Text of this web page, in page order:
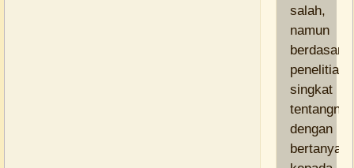
salah,
namun
penelitian
singkat
tentangnya
dengan
bertanya